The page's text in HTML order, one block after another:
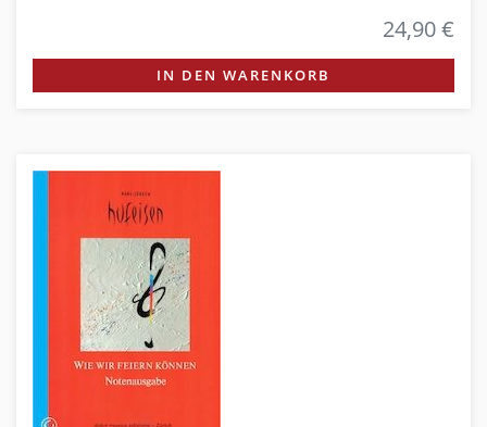
24,90 €
IN DEN WARENKORB